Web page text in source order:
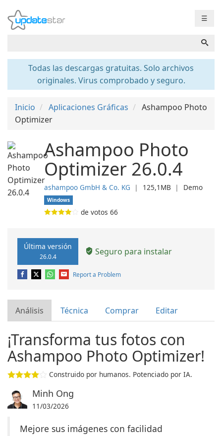
☰
Todas las descargas gratuitas. Solo archivos
originales. Virus comprobado y seguro.
Inicio Aplicaciones Gráficas
Ashampoo Photo
Optimizer
Ashampoo Photo
Optimizer 26.0.4
ashampoo GmbH & Co. KG ❘ 125,1MB ❘ Demo
Windows
de votos 66
Última versión
26.0.4 Seguro para instalar
Report a Problem
Análisis Técnica Comprar Editar
¡Transforma tus fotos con
Ashampoo Photo Optimizer!
Construido por humanos. Potenciado por IA.
Minh Ong
11/03/2026
Mejore sus imágenes con facilidad